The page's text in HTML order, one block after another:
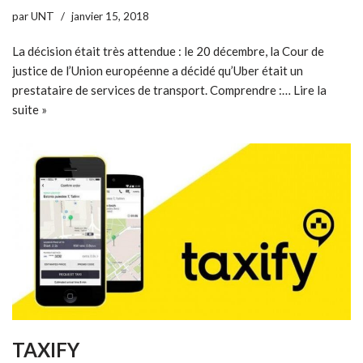
parUNT janvier 15, 2018
La décision était très attendue : le 20 décembre, la Cour de
justice de l’Union européenne a décidé qu’Uber était un
prestataire de services de transport. Comprendre :… Lire la
suite »
TAXIFY